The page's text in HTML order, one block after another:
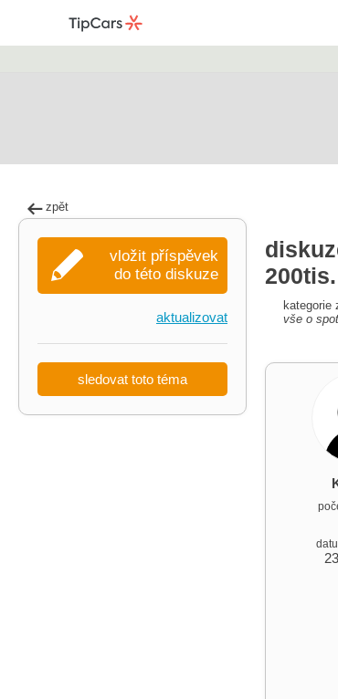
zpět
200tis.
kategorie
vše o
vložit příspěvek
do této diskuze
aktualizovat
sledovat toto téma